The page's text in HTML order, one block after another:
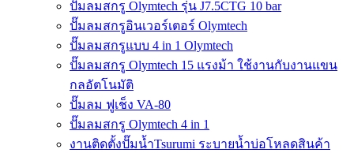
ปั๊มลมสกรู Olymtech รุ่น J7.5CTG 10 bar
ปั๊มลมสกรูอินเวอร์เตอร์ Olymtech
ปั๊มลมสกรูแบบ 4 in 1 Olymtech
ปั๊มลมสกรู Olymtech 15 แรงม้า ใช้งานกับงานแขน
กลอัตโนมัติ
ปั๊มลม ฟูเช็ง VA-80
ปั๊มลมสกรู Olymtech 4 in 1
งานติดตั้งปั๊มน้ำTsurumi ระบายน้ำบ่อโหลดสินค้า